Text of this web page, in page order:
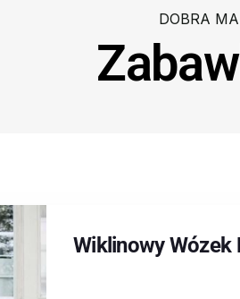
DOBRA
Wiklinowy Wózek